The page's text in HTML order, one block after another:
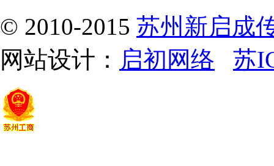
© 2010-2015 苏州新启成
网站设计： 启初网络 苏